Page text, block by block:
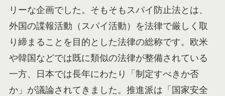
リーな企画でした。そもそもスパイ防止法とは、
外国の諜報活動（スパイ活動）を法律で厳しく取
り締まることを目的とした法律の総称です。欧米
や韓国などでは既に類似の法律が整備されている
一方、日本では長年にわたり「制定すべきか否
か」が議論されてきました。推進派は「国家安全